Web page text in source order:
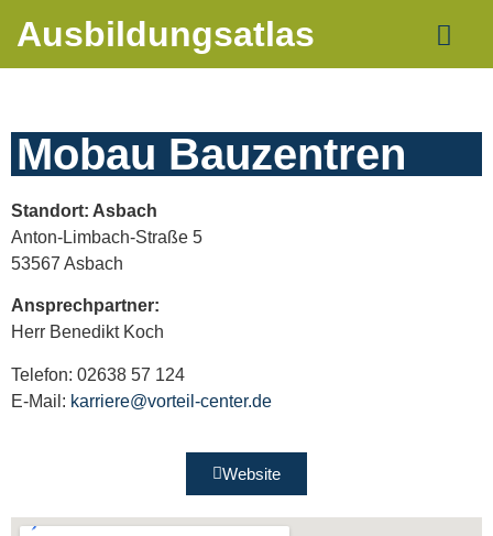
Ausbildungsatlas
Mobau Bauzentren
Standort: Asbach
Anton-Limbach-Straße 5
53567 Asbach
Ansprechpartner:
Herr Benedikt Koch
Telefon: 02638 57 124
E-Mail: karriere@vorteil-center.de
Website